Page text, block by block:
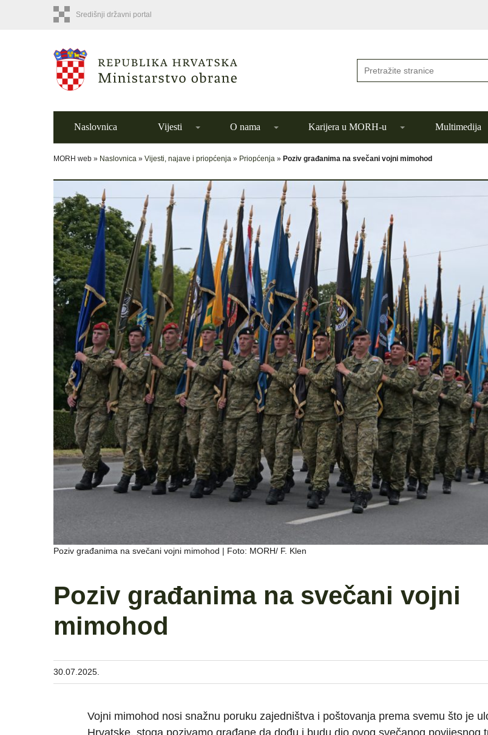
Središnji državni portal
Naslovnica Vijesti O nama Karijera u MORH-u Multimedija
MORH web » Naslovnica » Vijesti, najave i priopćenja » Priopćenja » Poziv građanima na svečani vojni mimohod
Poziv građanima na svečani vojni mimohod | Foto: MORH/ F. Klen
Poziv građanima na svečani vojni
mimohod
30.07.2025.
Vojni mimohod nosi snažnu poruku zajedništva i poštovanja prema svemu što je
Hrvatske, stoga pozivamo građane da dođu i budu dio ovog svečanog povijesnog